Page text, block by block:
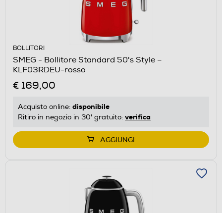
BOLLITORI
SMEG - Bollitore Standard 50's Style –
KLF03RDEU-rosso
€ 169,00
Acquisto online: disponibile
Ritiro in negozio in 30' gratuito: verifica
AGGIUNGI